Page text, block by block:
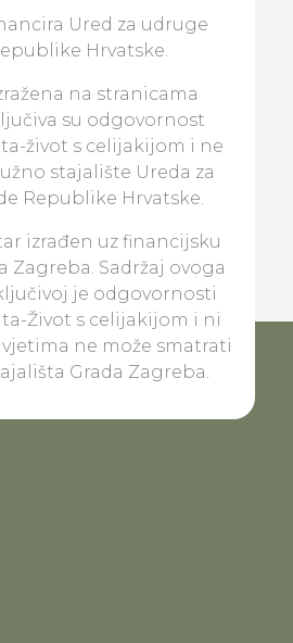
Ured za udruge
Hrvatske.
na stranicama
su odgovornost
život s celijakijom i ne
stajalište Ureda za
Republike Hrvatske.
izrađen uz financijsku
Zagreba. Sadržaj ovoga
je odgovornosti
Život s celijakijom i ni
ne može smatrati
Grada Zagreba.